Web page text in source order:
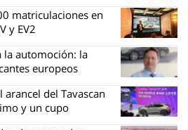
matriculaciones en
y EV2
la automoción: la
europeos
arancel del Tavascan
y un cupo